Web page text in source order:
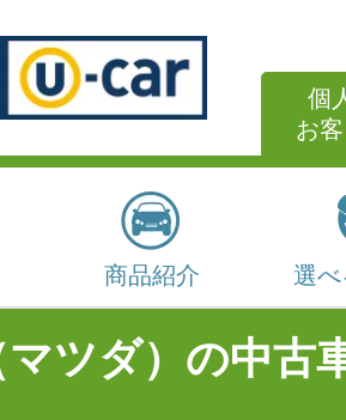
個
お
商品紹介 選
ツダ）の中古